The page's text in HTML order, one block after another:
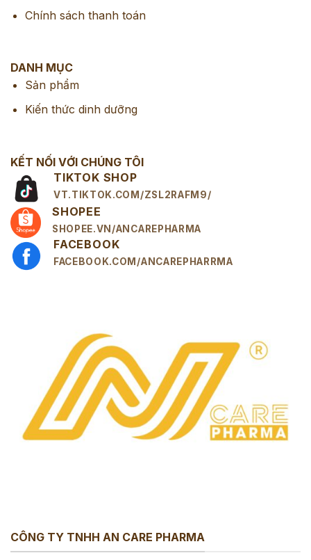
Chính sách thanh toán
DANH MỤC
Sản phẩm
Kiến thức dinh dưỡng
KẾT NỐI VỚI CHÚNG TÔI
TIKTOK SHOP
VT.TIKTOK.COM/ZSL2RAFM9/
SHOPEE
SHOPEE.VN/ANCAREPHARMA
FACEBOOK
FACEBOOK.COM/ANCAREPHARRMA
CÔNG TY TNHH AN CARE PHARMA